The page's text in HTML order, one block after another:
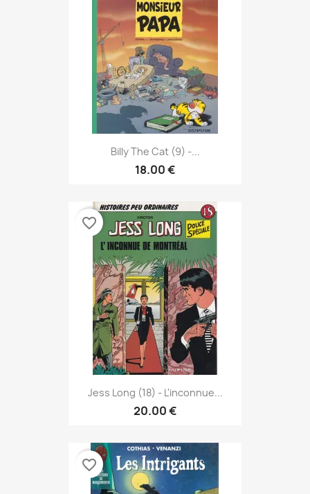
Billy The Cat (9) -...
18.00 €
Jess Long (18) - L'inconnue...
20.00 €
favorite_border
favorite_border